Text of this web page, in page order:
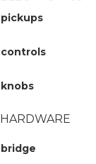
pickups
controls
knobs
HARDWARE
bridge